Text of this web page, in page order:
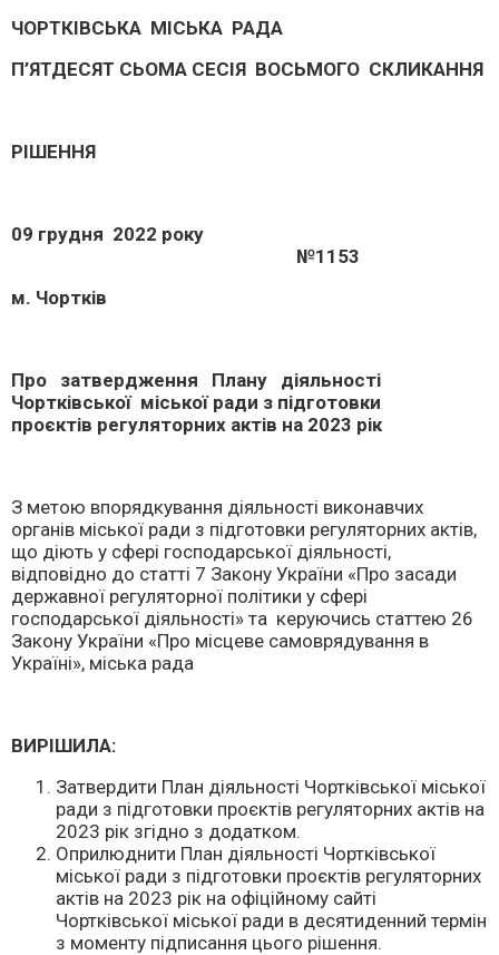
ЧОРТКІВСЬКА МІСЬКА РАДА
П’ЯТДЕСЯТ СЬОМА СЕСІЯ ВОСЬМОГО СКЛИКАННЯ
РІШЕННЯ
09 грудня 2022 року
№1153
м. Чортків
Про затвердження Плану діяльності
Чортківської міської ради з підготовки
проєктів регуляторних актів на 2023 рік
З метою впорядкування діяльності виконавчих
органів міської ради з підготовки регуляторних актів,
що діють у сфері господарської діяльності,
відповідно до статті 7 Закону України «Про засади
державної регуляторної політики у сфері
господарської діяльності» та керуючись статтею 26
Закону України «Про місцеве самоврядування в
Україні», міська рада
ВИРІШИЛА:
Затвердити План діяльності Чортківської міської
ради з підготовки проєктів регуляторних актів на
2023 рік згідно з додатком.
Оприлюднити План діяльності Чортківської
міської ради з підготовки проєктів регуляторних
актів на 2023 рік на офіційному сайті
Чортківської міської ради в десятиденний термін
з моменту підписання цього рішення.